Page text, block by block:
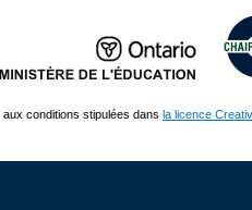
conditions stipulées dans la licence